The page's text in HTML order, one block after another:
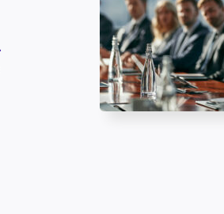
produit